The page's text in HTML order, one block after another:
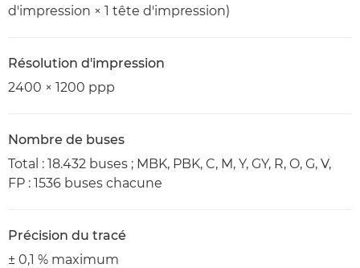
d'impression × 1 tête d'impression)
Résolution d'impression
2400 × 1200 ppp
Nombre de buses
Total : 18.432 buses ; MBK, PBK, C, M, Y, GY, R, O, G, V,
FP : 1536 buses chacune
Précision du tracé
± 0,1 % maximum